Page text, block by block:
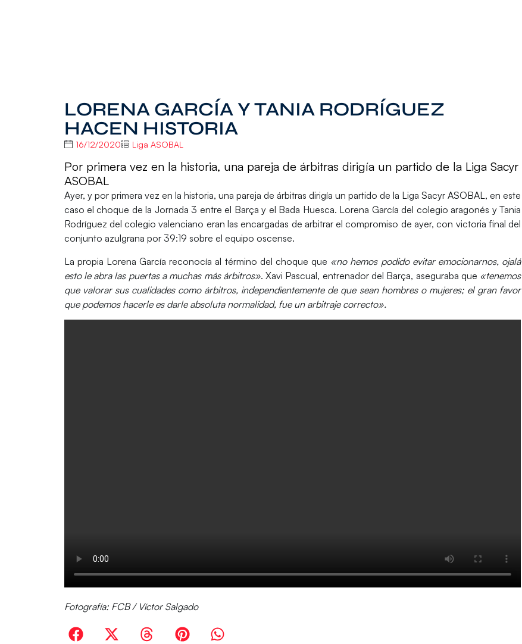
LORENA GARCÍA Y TANIA RODRÍGUEZ
HACEN HISTORIA
16/12/2020 Liga ASOBAL
Por primera vez en la historia, una pareja de árbitras dirigía un partido de la Liga Sacyr
ASOBAL
Ayer, y por primera vez en la historia, una pareja de árbitras dirigía un partido de la Liga Sacyr ASOBAL, en este
caso el choque de la Jornada 3 entre el Barça y el Bada Huesca. Lorena García del colegio aragonés yTania
Rodríguez del colegio valenciano eran las encargadas de arbitrar el compromiso de ayer, con victoria final del
conjunto azulgrana por 39:19 sobre el equipo oscense.
La propia Lorena García reconocía al término del choque que «no hemos podido evitar emocionarnos, ojalá
esto le abra las puertas a muchas más árbitros». Xavi Pascual, entrenador del Barça, aseguraba que «tenemos
que valorar sus cualidades como árbitros, independientemente de que sean hombres o mujeres; el gran favor
que podemos hacerle es darle absoluta normalidad, fue un arbitraje correcto».
Fotografía: FCB / Víctor Salgado